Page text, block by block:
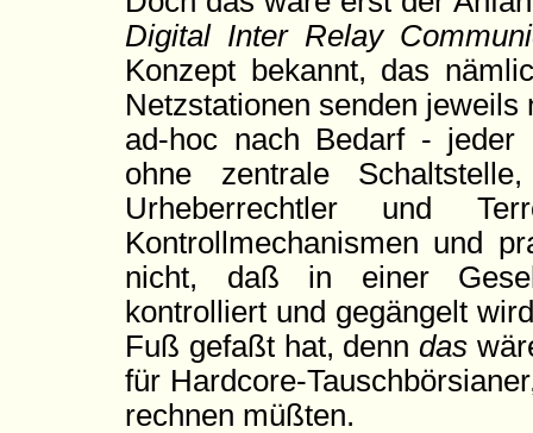
Digital Inter Relay
Konzept bekannt, das
Netzstationen senden
ad-hoc nach Bedarf - jeder
ohne zentrale
Urheberrechtler und
Kontrollmechanismen und
nicht, daß in einer
kontrolliert und gegängelt
Fuß gefaßt hat, denndas
für Hardcore-
rechnen müßten.